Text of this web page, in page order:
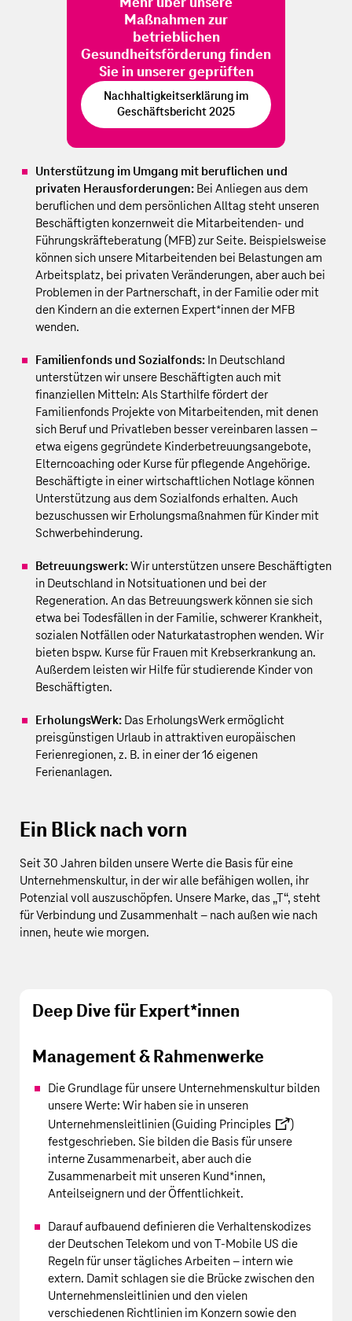
Mehr über unsere
Maßnahmen zur
betrieblichen
Gesundheitsförderung finden
Sie in unserer geprüften
Nachhaltigkeitserklärung im
Geschäftsbericht 2025
Unterstützung im Umgang mit beruflichen und
privaten Herausforderungen: Bei Anliegen aus dem
beruflichen und dem persönlichen Alltag steht unseren
Beschäftigten konzernweit die Mitarbeitenden- und
Führungskräfteberatung (MFB) zur Seite. Beispielsweise
können sich unsere Mitarbeitenden bei Belastungen am
Arbeitsplatz, bei privaten Veränderungen, aber auch bei
Problemen in der Partnerschaft, in der Familie oder mit
den Kindern an die externen Expert*innen der MFB
wenden.
Familienfonds und Sozialfonds: In Deutschland
unterstützen wir unsere Beschäftigten auch mit
finanziellen Mitteln: Als Starthilfe fördert der
Familienfonds Projekte von Mitarbeitenden, mit denen
sich Beruf und Privatleben besser vereinbaren lassen –
etwa eigens gegründete Kinderbetreuungsangebote,
Elterncoaching oder Kurse für pflegende Angehörige.
Beschäftigte in einer wirtschaftlichen Notlage können
Unterstützung aus dem Sozialfonds erhalten. Auch
bezuschussen wir Erholungsmaßnahmen für Kinder mit
Schwerbehinderung.
Betreuungswerk:Wir unterstützen unsere Beschäftigten
in Deutschland in Notsituationen und bei der
Regeneration. An das Betreuungswerk können sie sich
etwa bei Todesfällen in der Familie, schwerer Krankheit,
sozialen Notfällen oder Naturkatastrophen wenden. Wir
bieten bspw. Kurse für Frauen mit Krebserkrankung an.
Außerdem leisten wir Hilfe für studierende Kinder von
Beschäftigten.
ErholungsWerk: Das ErholungsWerk ermöglicht
preisgünstigen Urlaub in attraktiven europäischen
Ferienregionen, z. B. in einer der 16 eigenen
Ferienanlagen.
Ein Blick nach vorn
Seit 30 Jahren bilden unsere Werte die Basis für eine
Unternehmenskultur, in der wir alle befähigen wollen, ihr
Potenzial voll auszuschöpfen. Unsere Marke, das „T“, steht
für Verbindung und Zusammenhalt – nach außen wie nach
innen, heute wie morgen.
Deep Dive für Expert*innen
Management & Rahmenwerke
Die Grundlage für unsere Unternehmenskultur bilden
unsere Werte: Wir haben sie in unseren
Unternehmensleitlinien (Guiding Principles
)
festgeschrieben. Sie bilden die Basis für unsere
interne Zusammenarbeit, aber auch die
Zusammenarbeit mit unseren Kund*innen,
Anteilseignern und der Öffentlichkeit.
Darauf aufbauend definieren die Verhaltenskodizes
der Deutschen Telekom und vonT‑Mobile US die
Regeln für unser tägliches Arbeiten – intern wie
extern. Damit schlagen sie die Brücke zwischen den
Unternehmensleitlinien und den vielen
verschiedenen Richtlinien im Konzern sowie den